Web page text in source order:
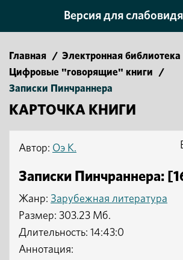
Версия для
Главная / Электронная библиотека
Цифровые "говорящие" книги
/
Записки Пинчраннера
КАРТОЧКА КНИГИ
Автор: Оэ К.
Записки Пинчраннера:
Жанр: Зарубежная литература
Размер: 303.23 Мб.
Длительность: 14:43:0
Аннотация: